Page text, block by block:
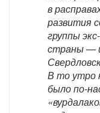
в
развития
группы
страны —
В то утро
было по-